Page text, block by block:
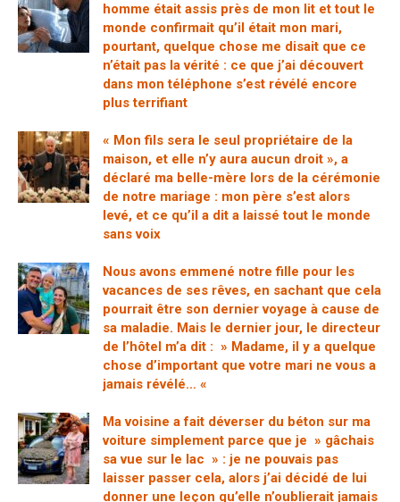
homme était assis près de mon lit et tout le
monde confirmait qu’il était mon mari,
pourtant, quelque chose me disait que ce
n’était pas la vérité : ce que j’ai découvert
dans mon téléphone s’est révélé encore
plus terrifiant
« Mon fils sera le seul propriétaire de la
maison, et elle n’y aura aucun droit », a
déclaré ma belle-mère lors de la cérémonie
de notre mariage : mon père s’est alors
levé, et ce qu’il a dit a laissé tout le monde
sans voix
Nous avons emmené notre fille pour les
vacances de ses rêves, en sachant que cela
pourrait être son dernier voyage à cause de
sa maladie. Mais le dernier jour, le directeur
de l’hôtel m’a dit : » Madame, il y a quelque
chose d’important que votre mari ne vous a
jamais révélé… «
Ma voisine a fait déverser du béton sur ma
voiture simplement parce que je » gâchais
sa vue sur le lac » : je ne pouvais pas
laisser passer cela, alors j’ai décidé de lui
donner une leçon qu’elle n’oublierait jamais